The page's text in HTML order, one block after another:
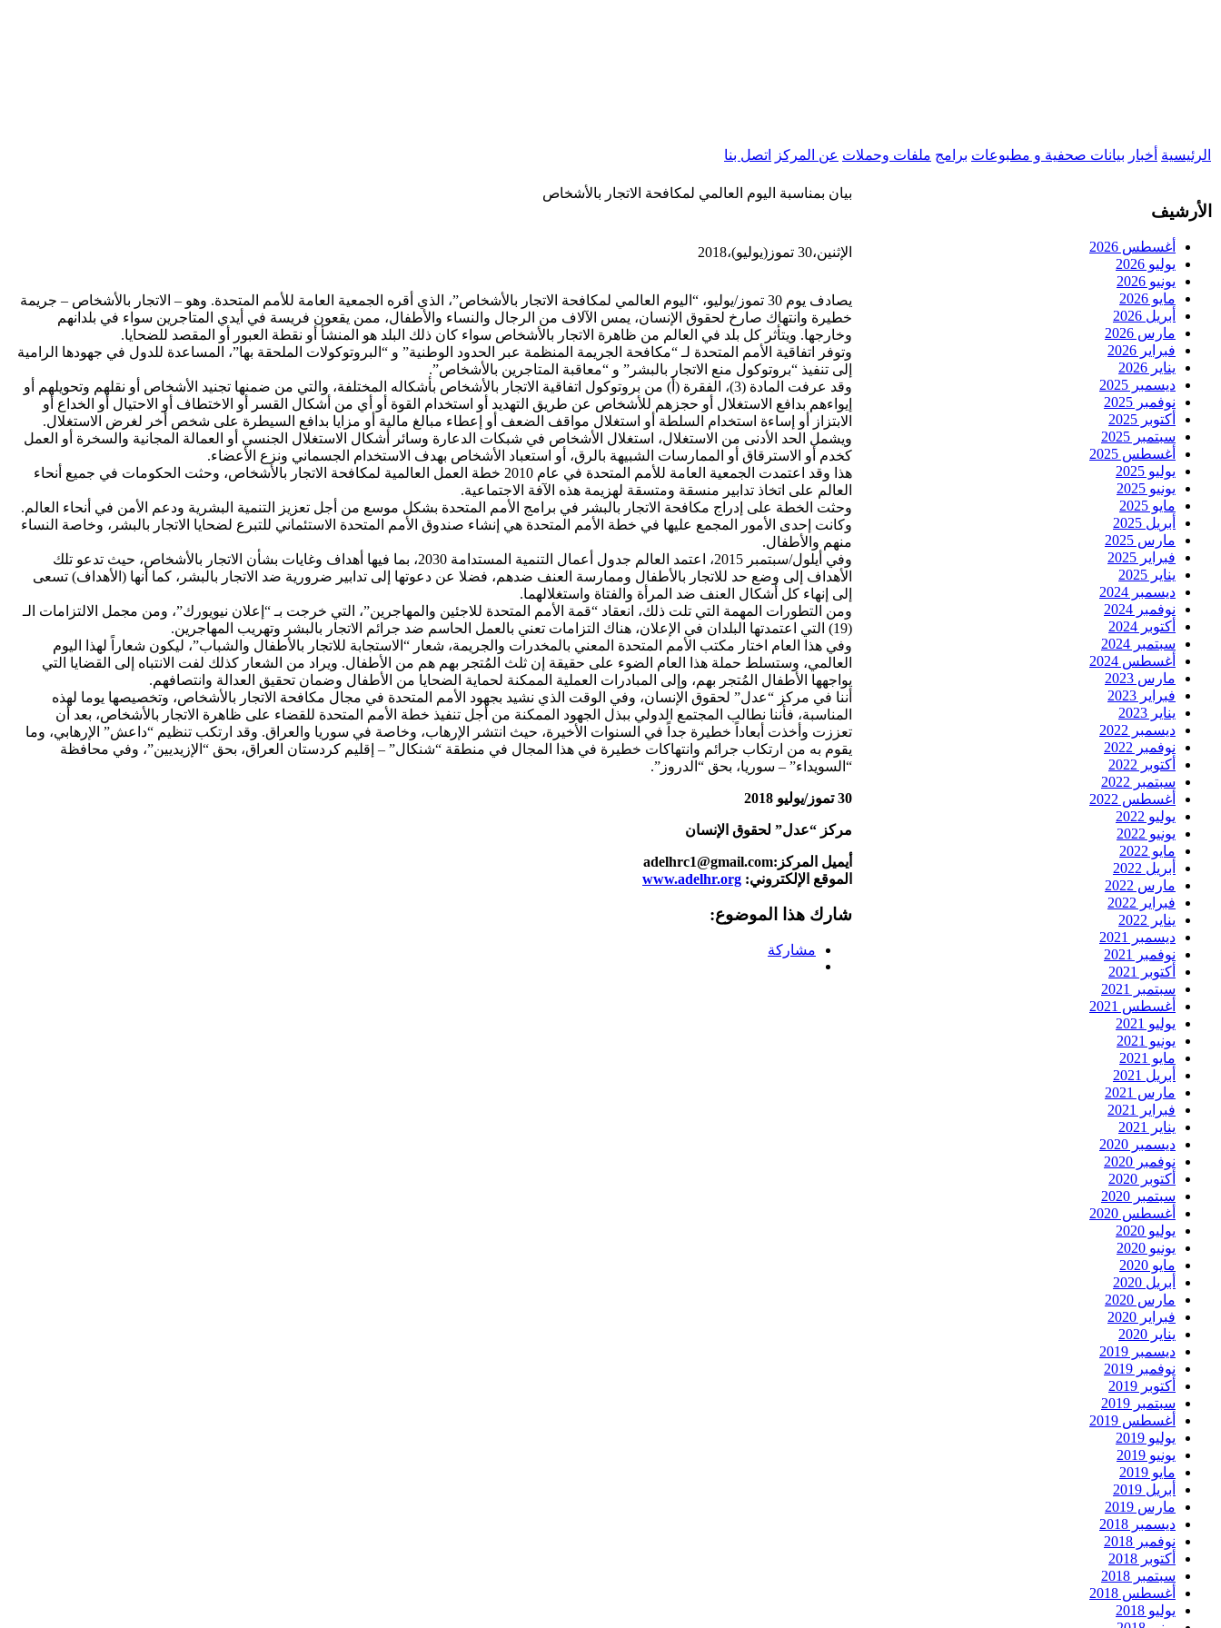
الرئيسية أخبار بيانات صحفية و مطبوعات برامج ملفات وحملات عن المركز اتصل بنا
الأرشيف
أغسطس 2026
يوليو 2026
يونيو 2026
مايو 2026
أبريل 2026
مارس 2026
فبراير 2026
يناير 2026
ديسمبر 2025
نوفمبر 2025
أكتوبر 2025
سبتمبر 2025
أغسطس 2025
يوليو 2025
يونيو 2025
مايو 2025
أبريل 2025
مارس 2025
فبراير 2025
يناير 2025
ديسمبر 2024
نوفمبر 2024
أكتوبر 2024
سبتمبر 2024
أغسطس 2024
مارس 2023
فبراير 2023
يناير 2023
ديسمبر 2022
نوفمبر 2022
أكتوبر 2022
سبتمبر 2022
أغسطس 2022
يوليو 2022
يونيو 2022
مايو 2022
أبريل 2022
مارس 2022
فبراير 2022
يناير 2022
ديسمبر 2021
نوفمبر 2021
أكتوبر 2021
سبتمبر 2021
أغسطس 2021
يوليو 2021
يونيو 2021
مايو 2021
أبريل 2021
مارس 2021
فبراير 2021
يناير 2021
ديسمبر 2020
نوفمبر 2020
أكتوبر 2020
سبتمبر 2020
أغسطس 2020
يوليو 2020
يونيو 2020
مايو 2020
أبريل 2020
مارس 2020
فبراير 2020
يناير 2020
ديسمبر 2019
نوفمبر 2019
أكتوبر 2019
سبتمبر 2019
أغسطس 2019
يوليو 2019
يونيو 2019
مايو 2019
أبريل 2019
مارس 2019
ديسمبر 2018
نوفمبر 2018
أكتوبر 2018
سبتمبر 2018
أغسطس 2018
يوليو 2018
بيان بمناسبة اليوم العالمي لمكافحة الاتجار بالأشخاص
الإثنين،30 تموز(يوليو)،2018
يصادف يوم 30 تموز/يوليو، “اليوم العالمي لمكافحة الاتجار بالأشخاص”، الذي أقره الجمعية العامة للأمم المتحدة. وهو – الاتجار بالأشخاص – جريمة
خطيرة وانتهاك صارخ لحقوق الإنسان، يمس الآلاف من الرجال والنساء والأطفال، ممن يقعون فريسة في أيدي المتاجرين سواء في بلدانهم
وخارجها. ويتأثر كل بلد في العالم من ظاهرة الاتجار بالأشخاص سواء كان ذلك البلد هو المنشأ أو نقطة العبور أو المقصد للضحايا.
وتوفر اتفاقية الأمم المتحدة لـ “مكافحة الجريمة المنظمة عبر الحدود الوطنية” و “البروتوكولات الملحقة بها”، المساعدة للدول في جهودها الرامية
إلى تنفيذ “بروتوكول منع الاتجار بالبشر” و “معاقبة المتاجرين بالأشخاص”.
وقد عرفت المادة (3)، الفقرة (أ) من بروتوكول اتفاقية الاتجار بالأشخاص بأشكاله المختلفة، والتي من ضمنها تجنيد الأشخاص أو نقلهم وتحويلهم أو
إيواءهم بدافع الاستغلال أو حجزهم للأشخاص عن طريق التهديد أو استخدام القوة أو أي من أشكال القسر أو الاختطاف أو الاحتيال أو الخداع أو
الابتزاز أو إساءة استخدام السلطة أو استغلال مواقف الضعف أو إعطاء مبالغ مالية أو مزايا بدافع السيطرة على شخص أخر لغرض الاستغلال.
ويشمل الحد الأدنى من الاستغلال، استغلال الأشخاص في شبكات الدعارة وسائر أشكال الاستغلال الجنسي أو العمالة المجانية والسخرة أو العمل
كخدم أو الاسترقاق أو الممارسات الشبيهة بالرق، أو استعباد الأشخاص بهدف الاستخدام الجسماني ونزع الأعضاء.
هذا وقد اعتمدت الجمعية العامة للأمم المتحدة في عام 2010 خطة العمل العالمية لمكافحة الاتجار بالأشخاص، وحثت الحكومات في جميع أنحاء
العالم على اتخاذ تدابير منسقة ومتسقة لهزيمة هذه الآفة الاجتماعية.
وحثت الخطة على إدراج مكافحة الاتجار بالبشر في برامج الأمم المتحدة بشكل موسع من أجل تعزيز التنمية البشرية ودعم الأمن في أنحاء العالم.
وكانت إحدى الأمور المجمع عليها في خطة الأمم المتحدة هي إنشاء صندوق الأمم المتحدة الاستئماني للتبرع لضحايا الاتجار بالبشر، وخاصة النساء
منهم والأطفال.
وفي أيلول/سبتمبر 2015، اعتمد العالم جدول أعمال التنمية المستدامة 2030، بما فيها أهداف وغايات بشأن الاتجار بالأشخاص، حيث تدعو تلك
الأهداف إلى وضع حد للاتجار بالأطفال وممارسة العنف ضدهم، فضلا عن دعوتها إلى تدابير ضرورية ضد الاتجار بالبشر، كما أنها (الأهداف) تسعى
إلى إنهاء كل أشكال العنف ضد المرأة والفتاة واستغلالهما.
ومن التطورات المهمة التي تلت ذلك، انعقاد “قمة الأمم المتحدة للاجئين والمهاجرين”، التي خرجت بـ “إعلان نيويورك”، ومن مجمل الالتزامات الـ
(19) التي اعتمدتها البلدان في الإعلان، هناك التزامات تعني بالعمل الحاسم ضد جرائم الاتجار بالبشر وتهريب المهاجرين.
وفي هذا العام اختار مكتب الأمم المتحدة المعني بالمخدرات والجريمة، شعار “الاستجابة للاتجار بالأطفال والشباب”، ليكون شعاراً لهذا اليوم
العالمي، وستسلط حملة هذا العام الضوء على حقيقة إن ثلث المُتجر بهم هم من الأطفال. ويراد من الشعار كذلك لفت الانتباه إلى القضايا التي
يواجهها الأطفال المُتجر بهم، وإلى المبادرات العملية الممكنة لحماية الضحايا من الأطفال وضمان تحقيق العدالة وانتصافهم.
أننا في مركز “عدل” لحقوق الإنسان، وفي الوقت الذي نشيد بجهود الأمم المتحدة في مجال مكافحة الاتجار بالأشخاص، وتخصيصها يوما لهذه
المناسبة، فأننا نطالب المجتمع الدولي ببذل الجهود الممكنة من أجل تنفيذ خطة الأمم المتحدة للقضاء على ظاهرة الاتجار بالأشخاص، بعد أن
تعززت وأخذت أبعاداً خطيرة جداً في السنوات الأخيرة، حيث انتشر الإرهاب، وخاصة في سوريا والعراق. وقد ارتكب تنظيم “داعش” الإرهابي، وما
يقوم به من ارتكاب جرائم وانتهاكات خطيرة في هذا المجال في منطقة “شنكال” – إقليم كردستان العراق، بحق “الإزيديين”، وفي محافظة
“السويداء” – سوريا، بحق “الدروز”.
30 تموز/يوليو 2018
مركز “عدل” لحقوق الإنسان
أيميل المركز:adelhrc1@gmail.com
الموقع الإلكتروني: www.adelhr.org
شارك هذا الموضوع:
مشاركة